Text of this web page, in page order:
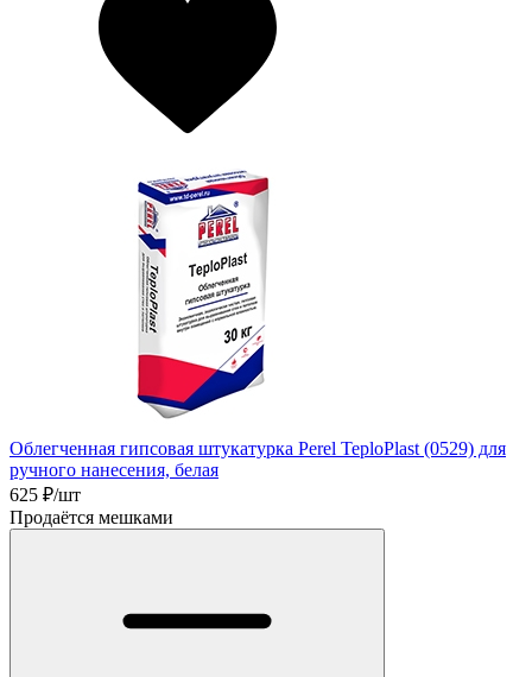
Облегченная гипсовая штукатурка Perel TeploPlast (0529) для
ручного нанесения, белая
625 ₽/шт
Продаётся мешками